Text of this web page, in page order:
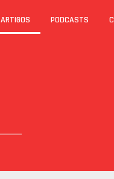
ARTIGOS PODCASTS